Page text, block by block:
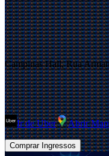
Campinas Hall, Rua
Ir de Uber Abrir
Comprar Ingressos